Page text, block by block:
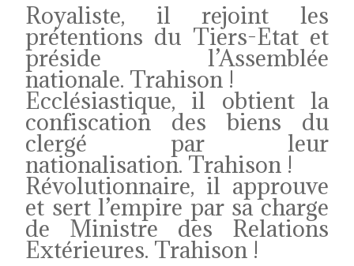
Royaliste, il rejoint les
prétentions du Tiers-Etat et
préside l’Assemblée
nationale. Trahison !
Ecclésiastique, il obtient la
confiscation des biens du
clergé par leur
nationalisation. Trahison !
Révolutionnaire, il approuve
et sert l’empire par sa charge
de Ministre des Relations
Extérieures. Trahison !